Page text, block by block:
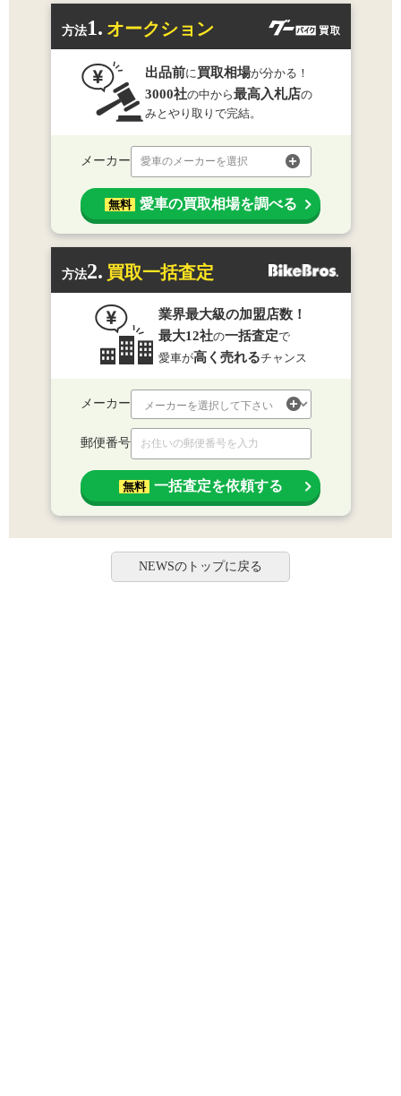
方法1. オークション
出品前に 買取相場が分かる！
3000社の中から最高入札店の
みとやり取りで完結。
メーカー 愛車のメーカーを選択
無料 愛車の買取相場を調べる
方法2. 買取一括査定
業界最大級の加盟店数！
最大12社の一括査定で
愛車が高く売れるチャンス
メーカー
郵便番号
無料 一括査定を依頼する
NEWSのトップに戻る